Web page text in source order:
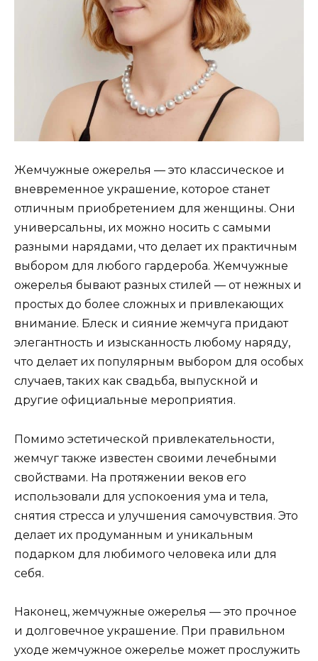
Жемчужные ожерелья — это классическое и
вневременное украшение, которое станет
отличным приобретением для женщины. Они
универсальны, их можно носить с самыми
разными нарядами, что делает их практичным
выбором для любого гардероба. Жемчужные
ожерелья бывают разных стилей — от нежных и
простых до более сложных и привлекающих
внимание. Блеск и сияние жемчуга придают
элегантность и изысканность любому наряду,
что делает их популярным выбором для особых
случаев, таких как свадьба, выпускной и
другие официальные мероприятия.
Помимо эстетической привлекательности,
жемчуг также известен своими лечебными
свойствами. На протяжении веков его
использовали для успокоения ума и тела,
снятия стресса и улучшения самочувствия. Это
делает их продуманным и уникальным
подарком для любимого человека или для
себя.
Наконец, жемчужные ожерелья — это прочное
и долговечное украшение. При правильном
уходе жемчужное ожерелье может прослужить